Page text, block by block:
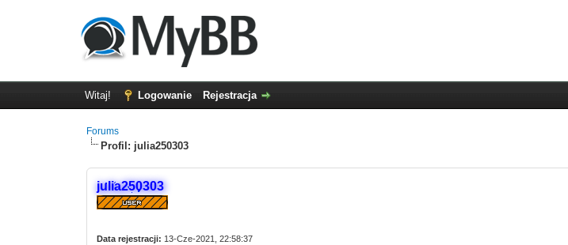
Witaj! Logowanie Rejestracja
Forums
Profil: julia250303
julia250303
Data rejestracji: 13-Cze-2021, 22:58:37